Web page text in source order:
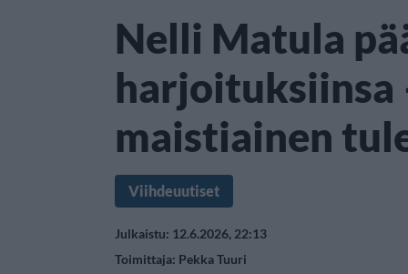
Nelli Matula
harjoituksiinsa
maistiainen
Viihdeuutiset
Julkaistu: 12.6.2026, 22:13
Toimittaja: Pekka Tuuri